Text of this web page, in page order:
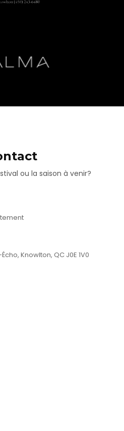
ou la saison à venir?
Knowlton, QC J0E 1V0